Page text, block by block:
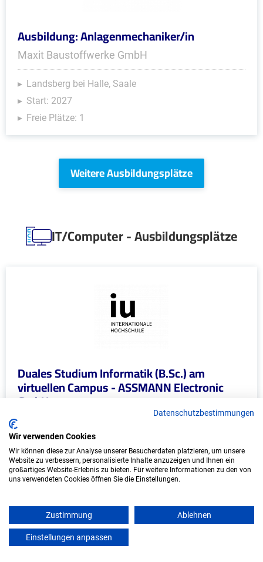
Ausbildung: Anlagenmechaniker/in
Maxit Baustoffwerke GmbH
Landsberg bei Halle, Saale
Start: 2027
Freie Plätze: 1
Weitere Ausbildungsplätze
IT/Computer - Ausbildungsplätze
Duales Studium Informatik (B.Sc.) am
virtuellen Campus - ASSMANN Electronic
GmbH
In Kooperation mit IU Duales Studium (Internationale
Hochschule)
bundesweit
Freie Plätze: 1
Datenschutzbestimmungen
Wir verwenden Cookies
Wir können diese zur Analyse unserer Besucherdaten platzieren, um unsere
Website zu verbessern, personalisierte Inhalte anzuzeigen und Ihnen ein
großartiges Website-Erlebnis zu bieten. Für weitere Informationen zu den von
uns verwendeten Cookies öffnen Sie die Einstellungen.
Zustimmung Ablehnen
Einstellungen anpassen